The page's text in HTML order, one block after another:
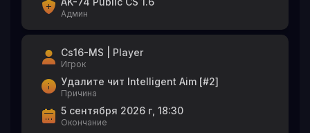
Админ
Cs16-MS | Player
Игрок
Удалите чит Intelligent Aim [#2]
Причина
5 сентября 2026 г, 18:30
Окончание